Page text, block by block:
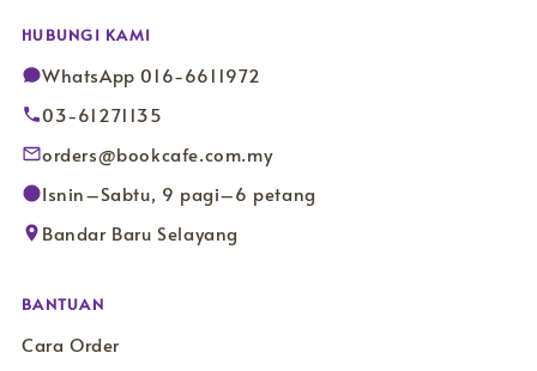
HUBUNGI KAMI
WhatsApp 016-6611972
03-61271135
orders@bookcafe.com.my
Isnin–Sabtu, 9 pagi–6 petang
Bandar Baru Selayang
BANTUAN
Cara Order